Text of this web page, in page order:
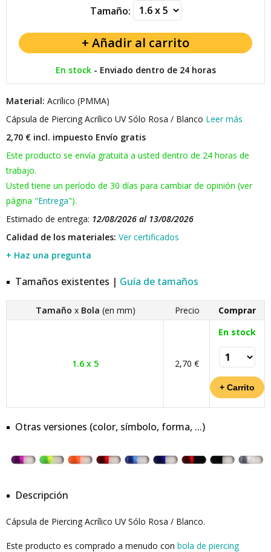
Tamaño:
En stock- Enviado dentro de 24 horas
Material: Acrílico (PMMA)
Cápsula de Piercing Acrílico UV Sólo Rosa / Blanco Leer más
2,70 € incl. impuesto Envío gratis
Este producto se envía gratuita a usted dentro de 24 horas de
trabajo.
Usted tiene un período de 30 días para cambiar de opinión (ver
página "Entrega").
Estimado de entrega: 12/08/2026 al 13/08/2026
Calidad de los materiales: Ver certificados
+ Haz una pregunta
Tamaños existentes | Guía de tamaños
Tamaño x Bola (en mm) Precio Comprar
1.6 x 5 2,70 €
En stock
Otras versiones (color, símbolo, forma, ...)
Descripción
Cápsula de Piercing Acrílico UV Sólo Rosa / Blanco.
Este producto es comprado a menudo con bola de piercing